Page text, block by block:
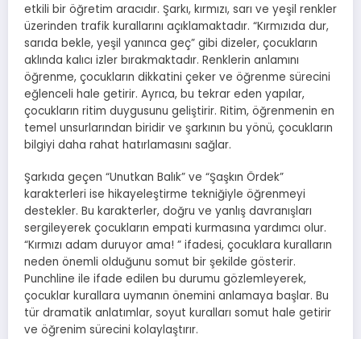
etkili bir öğretim aracıdır. Şarkı, kırmızı, sarı ve yeşil renkler
üzerinden trafik kurallarını açıklamaktadır. “Kırmızıda dur,
sarıda bekle, yeşil yanınca geç” gibi dizeler, çocukların
aklında kalıcı izler bırakmaktadır. Renklerin anlamını
öğrenme, çocukların dikkatini çeker ve öğrenme sürecini
eğlenceli hale getirir. Ayrıca, bu tekrar eden yapılar,
çocukların ritim duygusunu geliştirir. Ritim, öğrenmenin en
temel unsurlarından biridir ve şarkının bu yönü, çocukların
bilgiyi daha rahat hatırlamasını sağlar.
Şarkıda geçen “Unutkan Balık” ve “Şaşkın Ördek”
karakterleri ise hikayeleştirme tekniğiyle öğrenmeyi
destekler. Bu karakterler, doğru ve yanlış davranışları
sergileyerek çocukların empati kurmasına yardımcı olur.
“Kırmızı adam duruyor ama! ” ifadesi, çocuklara kuralların
neden önemli olduğunu somut bir şekilde gösterir.
Punchline ile ifade edilen bu durumu gözlemleyerek,
çocuklar kurallara uymanın önemini anlamaya başlar. Bu
tür dramatik anlatımlar, soyut kuralları somut hale getirir
ve öğrenim sürecini kolaylaştırır.